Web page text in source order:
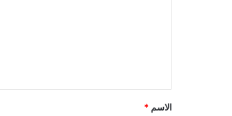
*
الاسم *